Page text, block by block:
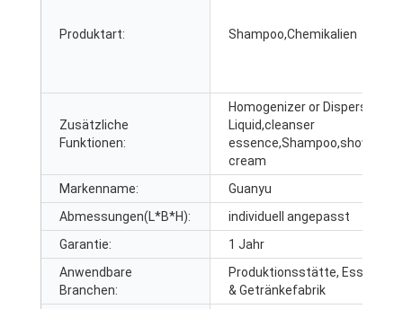
Produktart: Shampoo,Chemikalien
Zusätzliche
Funktionen:
Homogenizer or Disperser
Liquid,cleanser
essence,Shampoo,shower
cream
Markenname:
Guanyu
Abmessungen(L*B*H):
individuell angepasst
Garantie:
1 Jahr
Anwendbare
Branchen:
Produktionsstätte, Essen
& Getränkefabrik